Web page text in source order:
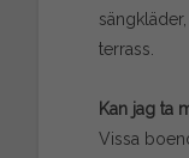
terrass.
Kan jag ta
Vissa